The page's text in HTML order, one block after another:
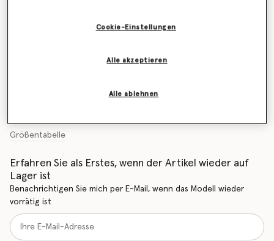
Größentabelle
Erfahren Sie als Erstes, wenn der Artikel wieder auf
Lager ist
Benachrichtigen Sie mich per E-Mail, wenn das Modell wieder
vorrätig ist
Cookie-Einstellungen
Alle ablehnen
Alle akzeptieren